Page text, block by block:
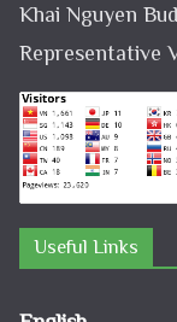
Khai Nguyen
Representative
Useful Links